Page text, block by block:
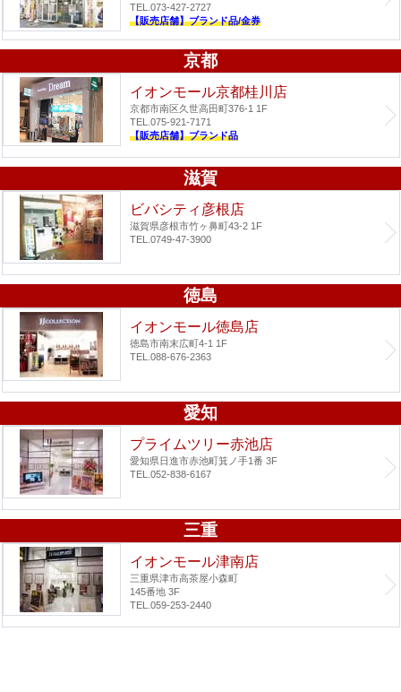
TEL.073-427-2727
【販売店舗】ブランド品/金券
京都
イオンモール京都桂川店
京都市南区久世高田町376-1 1F
TEL.075-921-7171
【販売店舗】ブランド品
滋賀
ビバシティ彦根店
滋賀県彦根市竹ヶ鼻町43-2 1F
TEL.0749-47-3900
徳島
イオンモール徳島店
徳島市南末広町4-1 1F
TEL.088-676-2363
愛知
プライムツリー赤池店
愛知県日進市赤池町箕ノ手1番 3F
TEL.052-838-6167
三重
イオンモール津南店
三重県津市高茶屋小森町
145番地 3F
TEL.059-253-2440